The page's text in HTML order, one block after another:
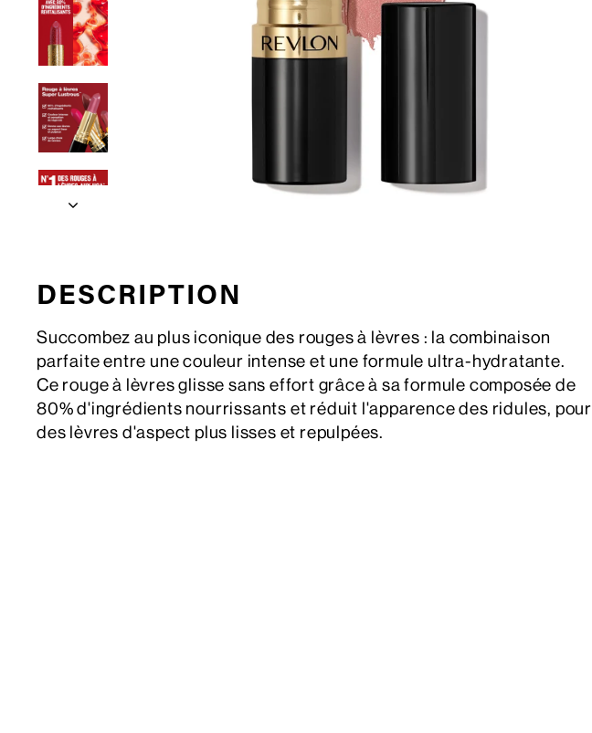
DESCRIPTION
Succombez au plus iconique des rouges à lèvres : la combinaison
parfaite entre une couleur intense et une formule ultra-hydratante.
Ce rouge à lèvres glisse sans effort grâce à sa formule composée de
80% d'ingrédients nourrissants et réduit l'apparence des ridules, pour
des lèvres d'aspect plus lisses et repulpées.